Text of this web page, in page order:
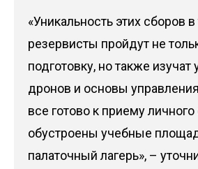
«Уникальность этих сборов
резервисты пройдут не
подготовку, но также изучат
дронов и основы
все готово к приему личного
обустроены учебные
палаточный лагерь», –